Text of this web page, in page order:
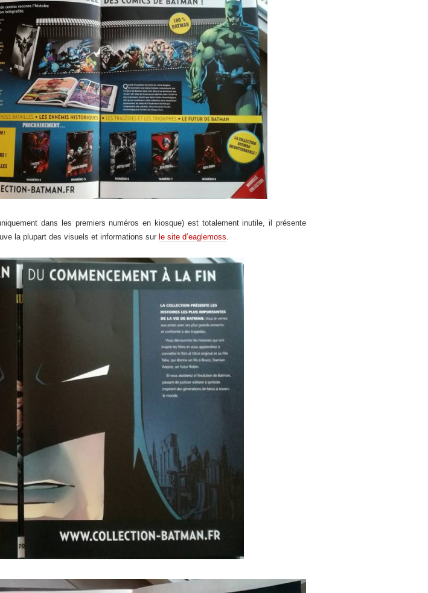
dans les premiers numéros en kiosque) est totalement inutile, il présente
la plupart des visuels et informations sur le site d’eaglemoss.